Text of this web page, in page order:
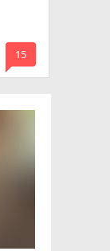
mode_comment
15